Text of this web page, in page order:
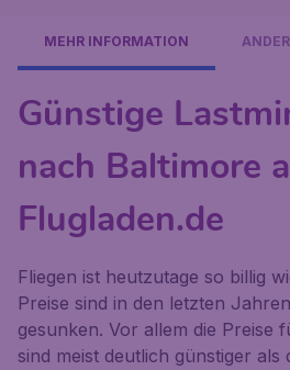
MEHR INFORMATION
Günstige
nach Baltimore
Flugladen.de
Fliegen ist heutzutage so billig
Preise sind in den letzten
gesunken. Vor allem die Preise
sind meist deutlich günstiger als